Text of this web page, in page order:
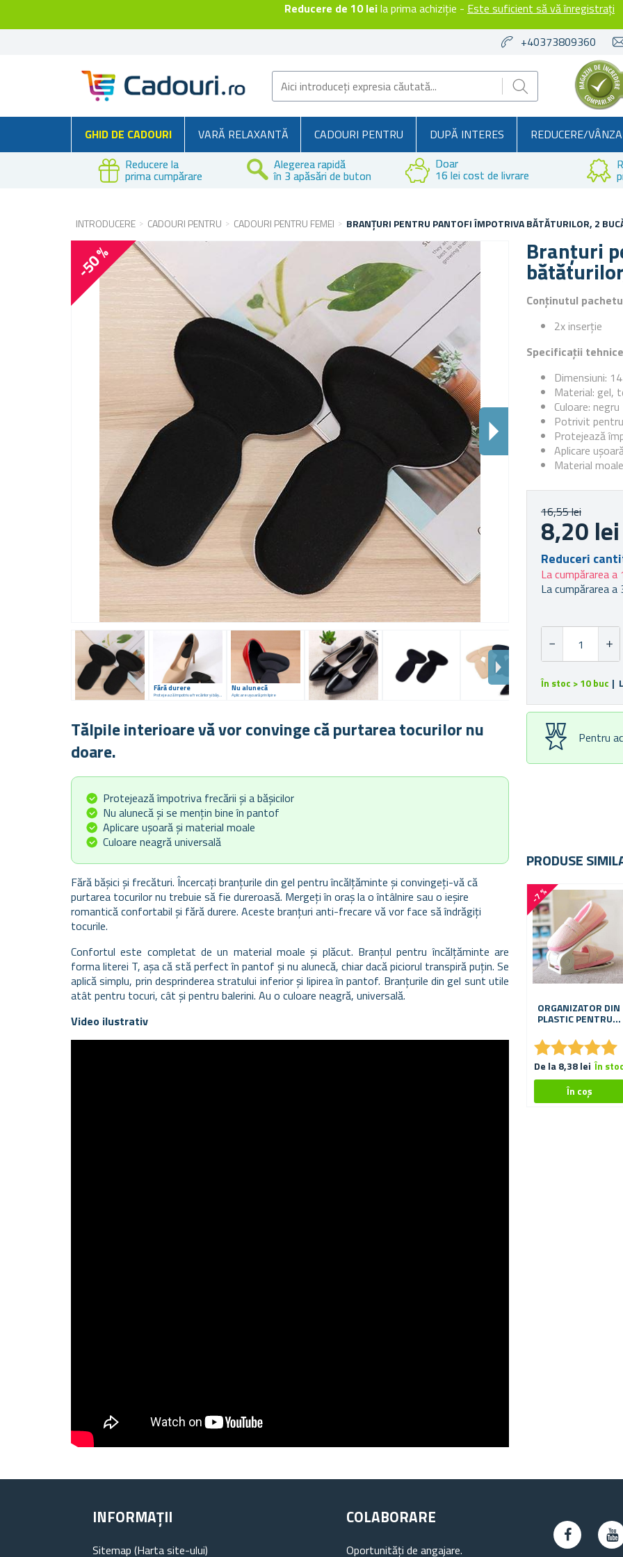
Reducere de 10 leila prima achiziție - Este suficient să vă înregistrați
+40373809360
GHID DE CADOURI VARĂ RELAXANTĂ CADOURI PENTRU DUPĂ INTERES REDUCERE/
Reducere la
prima cumpărare
Alegerea rapidă
în 3 apăsări de buton
Doar
16 lei cost de livrare
INTRODUCERE CADOURI PENTRU CADOURI PENTRU FEMEI BRANȚURI PENTRU PANTOFI ÎMPOTRIVA BĂTĂTURILOR, 2
Branțuri
-50 %
Fără durere
Protejează împotriva frecărilor și bășicilor
Nu alunecă
Aplicare ușoară prin lipire
Conținutul
2x inserție
Specificații tehnice
Dimensiuni:
Material: gel,
Culoare: negru
Potrivit
Protejează
Aplicare
Material
16,55 lei
8,20 lei
Reduceri
La cumpărarea
La cumpărarea a
În stoc > 10 buc |
Pentru
Tălpile interioare vă vor convinge că purtarea tocurilor nu
doare.
Protejează împotriva frecării și a bășicilor
Nu alunecă și se mențin bine în pantof
Aplicare ușoară și material moale
Culoare neagră universală
Fără bășici și frecături. Încercați branțurile din gel pentru încălțăminte și convingeți-vă că
purtarea tocurilor nu trebuie să fie dureroasă. Mergeți în oraș la o întâlnire sau o ieșire
romantică confortabil și fără durere. Aceste branțuri anti-frecare vă vor face să îndrăgiți
tocurile.
Confortul este completat de un material moale și plăcut. Branțul pentru încălțăminte are
forma literei T, așa că stă perfect în pantof și nu alunecă, chiar dacă piciorul transpiră puțin. Se
aplică simplu, prin desprinderea stratului inferior și lipirea în pantof. Branțurile din gel sunt utile
atât pentru tocuri, cât și pentru balerini. Au o culoare neagră, universală.
Video ilustrativ
PRODUSE
-7 %
ORGANIZATOR DIN
PLASTIC PENTRU
★★★★★
★★★★★
De la 8,38 lei În stoc
INFORMAȚII
Sitemap (Harta site-ului)
COLABORARE
Oportunități de angajare.